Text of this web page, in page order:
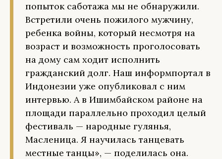
попыток саботажа мы не обнаружили.
Встретили очень пожилого мужчину,
ребенка войны, который несмотря на
возраст и возможность проголосовать
на дому сам ходит исполнить
гражданский долг. Наш информпортал в
Индонезии уже опубликовал с ним
интервью. А в Ишимбайском районе на
площади параллельно проходил целый
фестиваль — народные гулянья,
Масленица. Я научилась танцевать
местные танцы», — поделилась она.